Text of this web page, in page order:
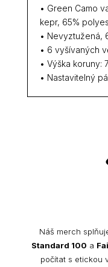
• Green Camo
kepr, 65%
• Nevyztužená,
• 6 vyšívaných
• Výška koruny:
• Nastavitelný
Náš merch
Standard 100 a
počítat s etickou